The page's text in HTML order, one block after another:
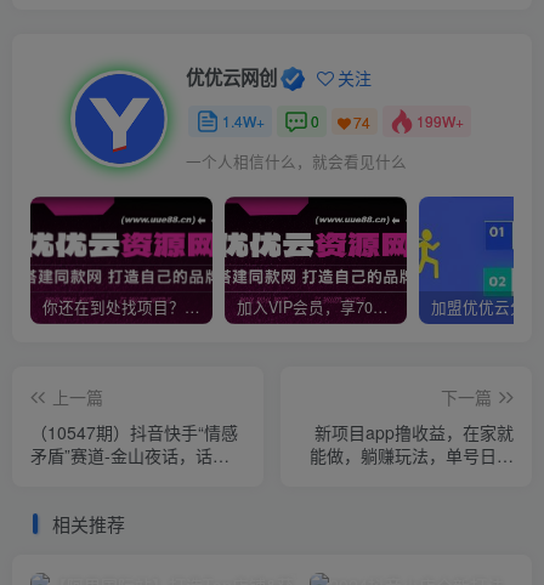
优优云网创 关注
1.4W+ 0 74 199W+
一个人相信什么，就会看见什么
你还在到处找项目？还在当韭菜？我靠网创资源站一个月收入5万+，曾经我也是个失败者。 加入VIP会员，享70%的推广提成，免费学习多种网上创业课程，菜鸟秒变大神！
上一篇
（10547期）抖音快手“情感
矛盾”赛道-金山夜话，话题
下一篇
新项目app撸收益，在家就
能做，躺赚玩法，单号日利
相关推荐